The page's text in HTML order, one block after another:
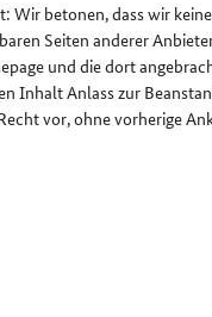
Wir betonen, dass wir
Seiten anderer
und die dort
Inhalt Anlass zur
vor, ohne vorherige